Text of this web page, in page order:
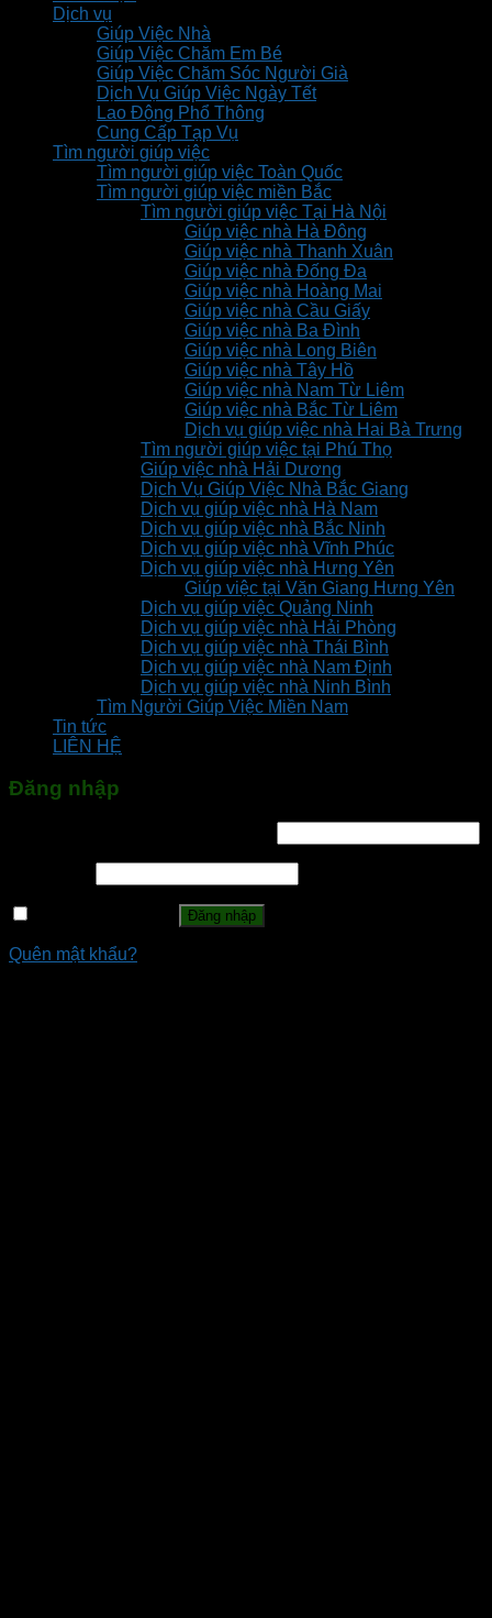
Dịch vụ
Giúp Việc Nhà
Giúp Việc Chăm Em Bé
Giúp Việc Chăm Sóc Người Già
Dịch Vụ Giúp Việc Ngày Tết
Lao Động Phổ Thông
Cung Cấp Tạp Vụ
Tìm người giúp việc
Tìm người giúp việc Toàn Quốc
Tìm người giúp việc miền Bắc
Tìm người giúp việc Tại Hà Nội
Giúp việc nhà Hà Đông
Giúp việc nhà Thanh Xuân
Giúp việc nhà Đống Đa
Giúp việc nhà Hoàng Mai
Giúp việc nhà Cầu Giấy
Giúp việc nhà Ba Đình
Giúp việc nhà Long Biên
Giúp việc nhà Tây Hồ
Giúp việc nhà Nam Từ Liêm
Giúp việc nhà Bắc Từ Liêm
Dịch vụ giúp việc nhà Hai Bà Trưng
Tìm người giúp việc tại Phú Thọ
Giúp việc nhà Hải Dương
Dịch Vụ Giúp Việc Nhà Bắc Giang
Dịch vụ giúp việc nhà Hà Nam
Dịch vụ giúp việc nhà Bắc Ninh
Dịch vụ giúp việc nhà Vĩnh Phúc
Dịch vụ giúp việc nhà Hưng Yên
Giúp việc tại Văn Giang Hưng Yên
Dịch vụ giúp việc Quảng Ninh
Dịch vụ giúp việc nhà Hải Phòng
Dịch vụ giúp việc nhà Thái Bình
Dịch vụ giúp việc nhà Nam Định
Dịch vụ giúp việc nhà Ninh Bình
Tìm Người Giúp Việc Miền Nam
Tin tức
LIÊN HỆ
Đăng nhập
Đăng nhập
Quên mật khẩu?